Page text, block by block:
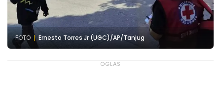
FOTO Ernesto Torres Jr (UGC)/AP/Tanjug